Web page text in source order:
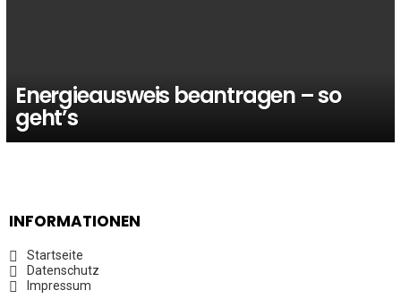
Energieausweis beantragen – so
geht’s
INFORMATIONEN
Startseite
Datenschutz
Impressum